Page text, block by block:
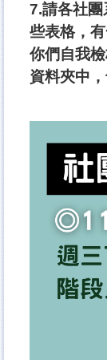
7.請各社
些表格，
你們自我
資料夾中